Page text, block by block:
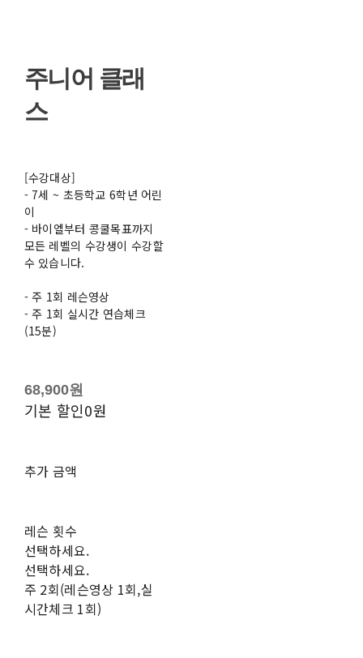
주니어 클래
스
[수강대상]
- 7세 ~ 초등학교 6학년 어린
이
- 바이엘부터 콩쿨목표까지
모든 레벨의 수강생이 수강할
수 있습니다.
- 주 1회 레슨영상
- 주 1회 실시간 연습체크
(15분)
68,900원
기본 할인0원
추가 금액
레슨 횟수
선택하세요.
선택하세요.
주 2회(레슨영상 1회,실
시간체크 1회)